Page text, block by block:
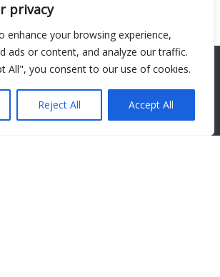
privacy
enhance your browsing experience,
ads or content, and analyze our traffic.
All", you consent to our use of cookies.
Reject All Accept All
e-mail não será publicado. Os campos
com *.
to ensure that we give you the best
website. If you continue to use this site we
that you are happy with it.